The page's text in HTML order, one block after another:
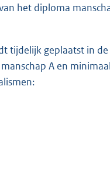
het diploma
tijdelijk geplaatst in
A en